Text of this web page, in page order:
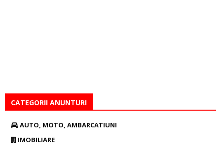
CATEGORII ANUNTURI
AUTO, MOTO, AMBARCATIUNI
IMOBILIARE